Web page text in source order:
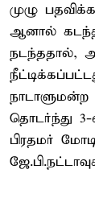
முழு
ஆனால்
நடந்ததால்,
நாடாளுமன்ற
தொடர்ந்து 3-
பிரதமர்